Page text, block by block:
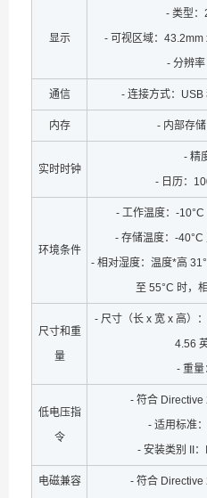
显示
- 类型：
- 可视区域：43.2mm
- 分辨
通信 - 连接方式：USB
内存 - 内部存
实时时钟
- 精
- 日历：
环境条件
- 工作温度：-10°C
- 存储温度：-40°C
- 相对湿度：温度*高
至 55°C 时，
尺寸和重
量
- 尺寸（长 x 宽 x 高）
4.56
- 重量
低电压指
令
- 符合 Directive
- 适用标准
- 安装类别 II
电磁兼容
- 符合 Directive